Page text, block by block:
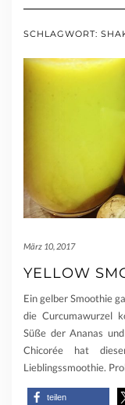
SCHLAGWORT:
März 10, 2017
YELLOW
Ein gelber Smoothie
die Curcumawurzel
Süße der Ananas
Chicorée hat
Lieblingssmoothie.
teilen